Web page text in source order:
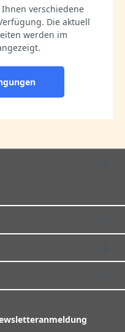
verschiedene
Die aktuell
werden im